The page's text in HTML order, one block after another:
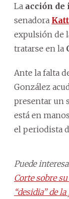
La acción
senadora
expulsión de
tratarse en la
Ante la falta
González
presentar un
está en
el periodista
Puede
Corte sobre
“desidia” de